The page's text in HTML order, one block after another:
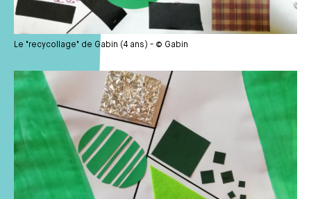
Le "recycollage" de Gabin (4 ans) - © Gabin
Média